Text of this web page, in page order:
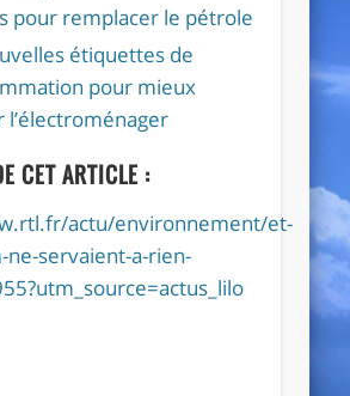
pour remplacer le pétrole
étiquettes de
pour mieux
l’électroménager
CET ARTICLE :
actu/environnement/et-
ne-servaient-a-rien-